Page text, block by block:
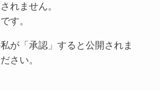
れません。
す。
が「承認」すると公開されま
さい。